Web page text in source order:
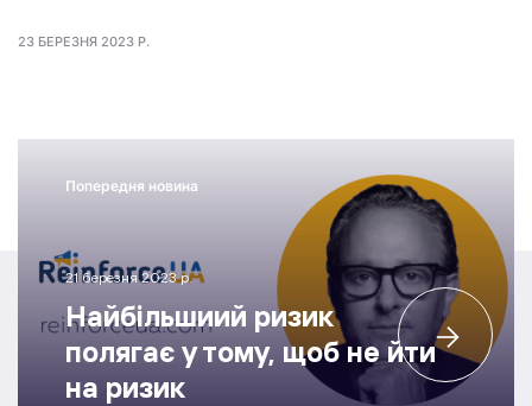
23 БЕРЕЗНЯ 2023 Р.
Попередня новина
21 березня 2023 р.
Найбільшиий ризик
полягає у тому, щоб не йти
на ризик